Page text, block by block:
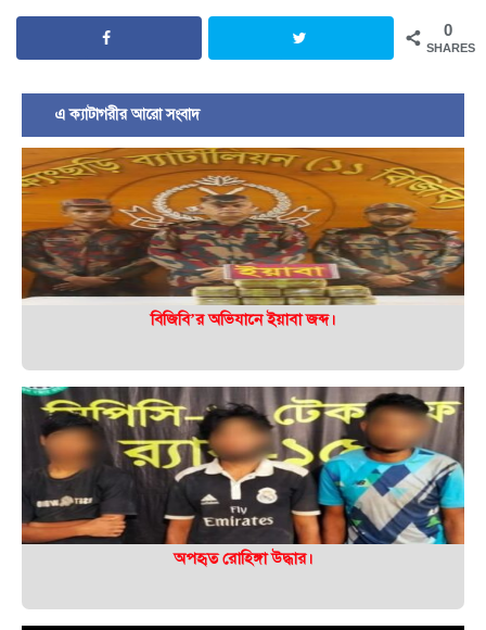
0
SHARES
এ ক্যাটাগরীর আরো সংবাদ
বিজিবি’র অভিযানে ইয়াবা জব্দ।
অপহৃত রোহিঙ্গা উদ্ধার।